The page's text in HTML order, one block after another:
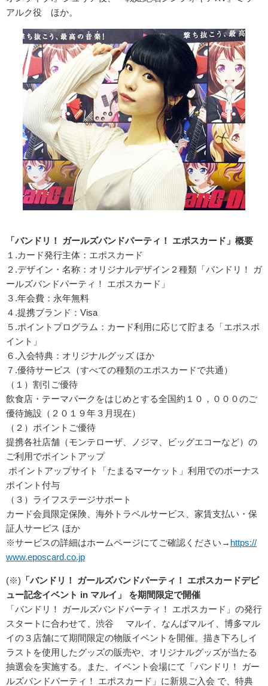
アルク役 ほか。
「バンドリ！ ガールズバンドパーティ！ エポスカード」概要
１.カード発行主体：エポスカード
２.デザイン・名称：オリジナルデザイン２種類「バンドリ！ ガ
ールズバンドパーティ！ エポスカード」
３.年会費：永年無料
４.提携ブランド：Visa
５.ポイントプログラム：カード利用に応じて貯まる「エポスポ
イント」
６.入会特典：オリジナルグッズ ほか
７.優待サービス（すべての種類のエポスカードで共通）
（１）割引ご優待
飲食店・テーマパークをはじめとする全国約１０，０００のご
優待施設（２０１９年３月現在）
（２）ポイントご優待
提携各社店舗（モンテローザ、ノジマ、ビッグエコーなど）の
ご利用でポイントアップ
ポイントアップサイト「たまるマーケット」利用でのボーナス
ポイント付与
（３）ライフステージサポート
カード会員限定保険、海外トラベルサービス、家賃支払い・保
証人サービス ほか
※サービスの詳細はホームページにてご確認ください→ https://
www.eposcard.co.jp
(※) 「バンドリ！ ガールズバンドパーティ！ エポスカードデビ
ュー記念イベント in マルイ」 を期間限定で開催
「バンドリ！ ガールズバンドパーティ！ エポスカード」の発行
スタートに合わせて、渋谷 マルイ、なんばマルイ、博多マル
イの３店舗にて期間限定の物販イベントを開催。描き下ろしイ
ラストを使用したグッズの販売や、オリジナルグッズが当たる
抽選会を実施する。また、イベント会場にて「バンドリ！ ガー
ルズバンドパーティ！ エポスカード」に新規ご入会 で、特典